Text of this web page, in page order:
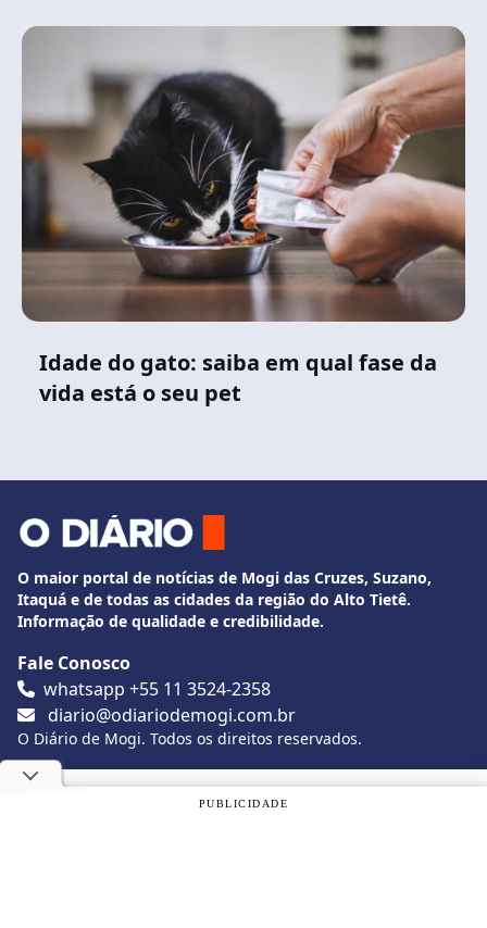
Idade do gato: saiba em qual fase da
vida está o seu pet
O maior portal de notícias de Mogi das Cruzes, Suzano,
Itaquá e de todas as cidades da região do Alto Tietê.
Informação de qualidade e credibilidade.
Fale Conosco
whatsapp +55 11 3524-2358
diario@odiariodemogi.com.br
O Diário de Mogi. Todos os direitos reservados.
Siga O Diário nas redes sociais
Utilizamos cookies, de acordo com a nossa
PUBLICIDADE